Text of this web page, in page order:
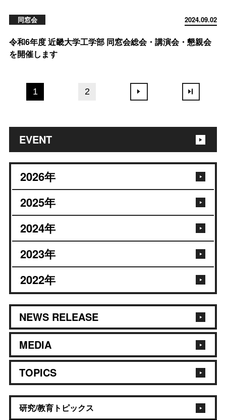
EVENT
2026年
2025年
2024年
2023年
2022年
NEWS RELEASE
MEDIA
TOPICS
研究/教育トピックス
2024.09.02
同窓会
令和6年度 近畿大学工学部 同窓会総会・講演会・懇親会
を開催します
1 2